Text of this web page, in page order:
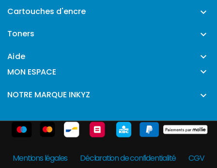
Cartouches d'encre 
Toners 
Aide 
MON ESPACE 
NOTRE MARQUE INKYZ 
Mentions légales Déclaration de confidentialité CGV